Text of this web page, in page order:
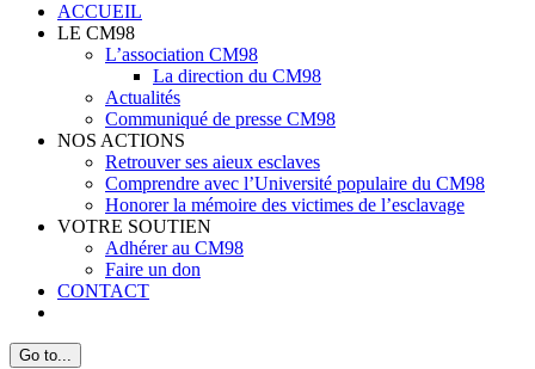
ACCUEIL
LE CM98
L’association CM98
La direction du CM98
Actualités
Communiqué de presse CM98
NOS ACTIONS
Retrouver ses aieux esclaves
Comprendre avec l’Université populaire du CM98
Honorer la mémoire des victimes de l’esclavage
VOTRE SOUTIEN
Adhérer au CM98
Faire un don
CONTACT
Go to...